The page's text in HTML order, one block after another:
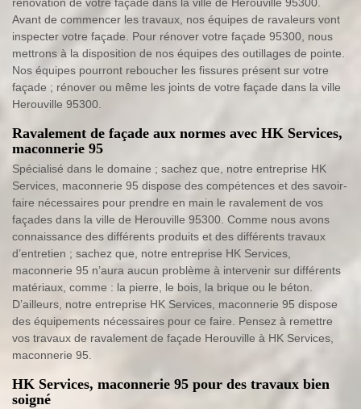
rénovation de votre façade dans la ville de Herouville 95300.
Avant de commencer les travaux, nos équipes de ravaleurs vont
inspecter votre façade. Pour rénover votre façade 95300, nous
mettrons à la disposition de nos équipes des outillages de pointe.
Nos équipes pourront reboucher les fissures présent sur votre
façade ; rénover ou même les joints de votre façade dans la ville
Herouville 95300.
Ravalement de façade aux normes avec HK Services,
maconnerie 95
Spécialisé dans le domaine ; sachez que, notre entreprise HK
Services, maconnerie 95 dispose des compétences et des savoir-
faire nécessaires pour prendre en main le ravalement de vos
façades dans la ville de Herouville 95300. Comme nous avons
connaissance des différents produits et des différents travaux
d’entretien ; sachez que, notre entreprise HK Services,
maconnerie 95 n’aura aucun problème à intervenir sur différents
matériaux, comme : la pierre, le bois, la brique ou le béton.
D’ailleurs, notre entreprise HK Services, maconnerie 95 dispose
des équipements nécessaires pour ce faire. Pensez à remettre
vos travaux de ravalement de façade Herouville à HK Services,
maconnerie 95.
HK Services, maconnerie 95 pour des travaux bien
soigné